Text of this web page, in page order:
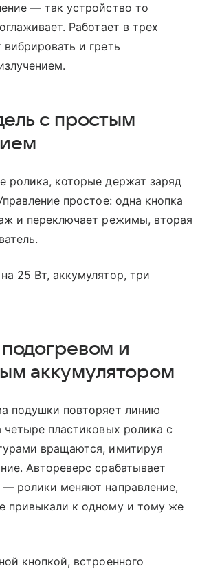
— так устройство то
Работает в трех
и греть
с простым
ролика, которые держат заряд
простое: одна кнопка
и переключает режимы, вторая
25 Вт, аккумулятор, три
и
аккумулятором
подушки повторяет линию
четыре пластиковых ролика с
вращаются, имитируя
Автореверс срабатывает
ролики меняют направление,
привыкали к одному и тому же
кнопкой, встроенного